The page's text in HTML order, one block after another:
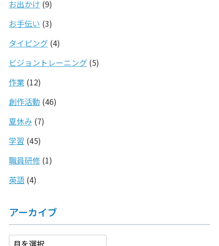
お出かけ (9)
お手伝い (3)
タイピング(4)
ビジョントレーニング(5)
作業(12)
創作活動 (46)
夏休み (7)
学習 (45)
職員研修(1)
英語(4)
アーカイブ